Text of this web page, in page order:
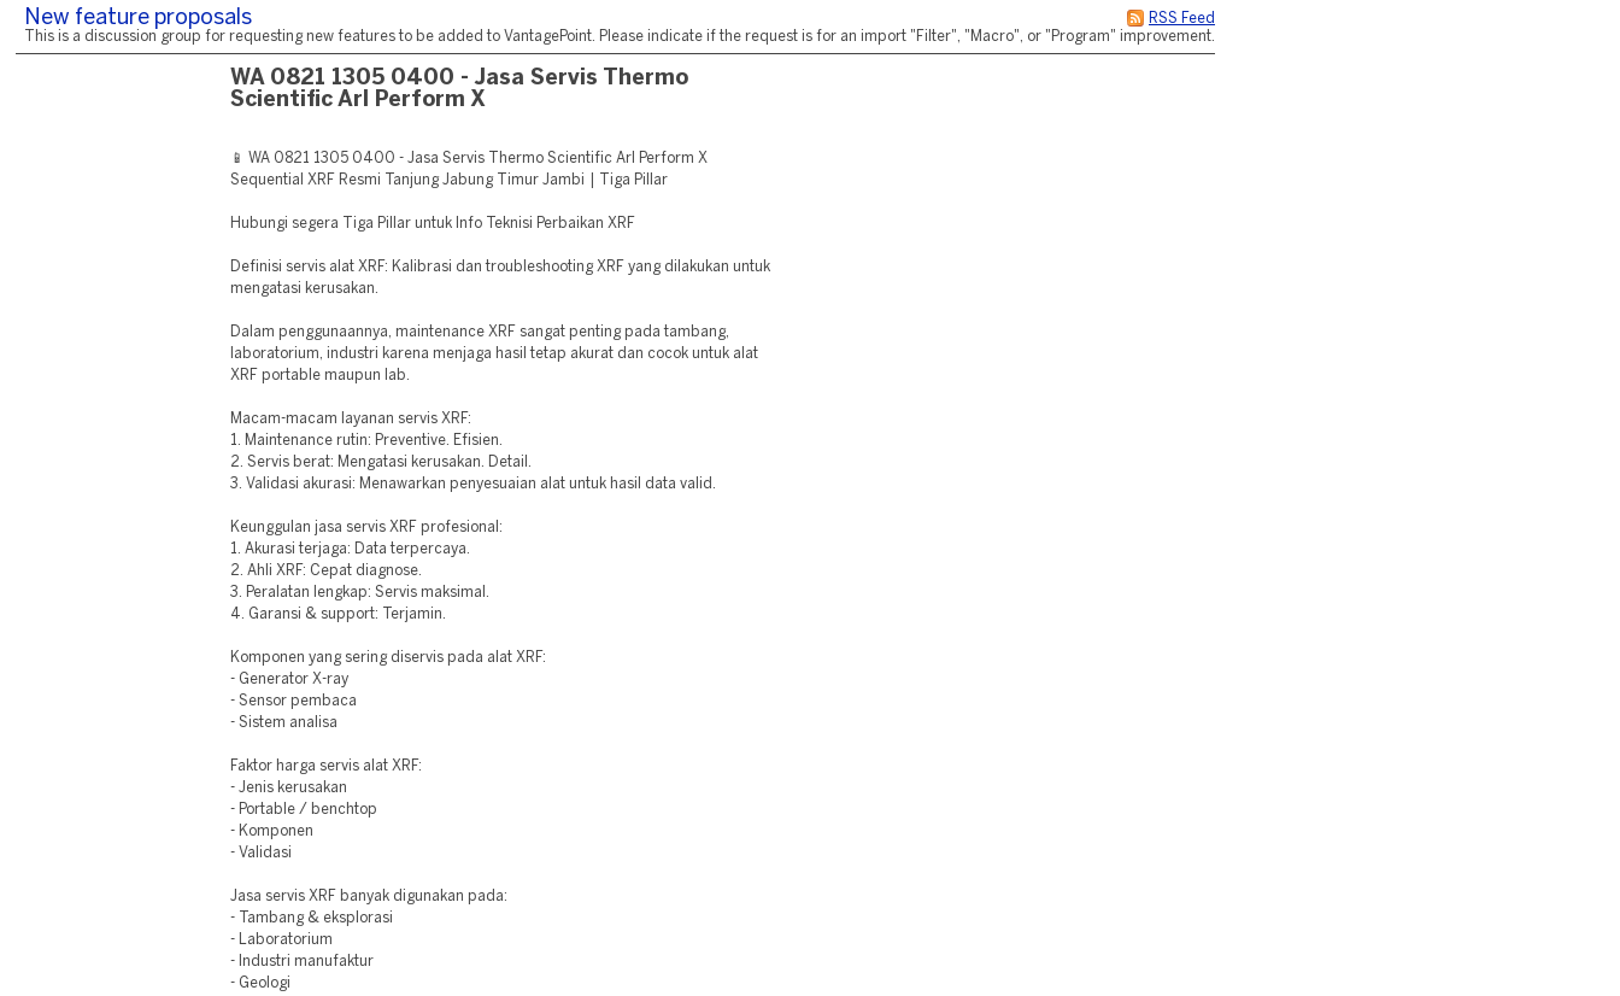
RSS Feed
New feature proposals
This is a discussion group for requesting new features to be added to VantagePoint. Please indicate if the request is for an import "Filter", "Macro", or "Program" improvement.
WA 0821 1305 0400 - Jasa Servis Thermo
Scientific Arl Perform X
📱 WA 0821 1305 0400 - Jasa Servis Thermo Scientific Arl Perform X
Sequential XRF Resmi Tanjung Jabung Timur Jambi | Tiga Pillar
Hubungi segera Tiga Pillar untuk Info Teknisi Perbaikan XRF
Definisi servis alat XRF: Kalibrasi dan troubleshooting XRF yang dilakukan untuk
mengatasi kerusakan.
Dalam penggunaannya, maintenance XRF sangat penting pada tambang,
laboratorium, industri karena menjaga hasil tetap akurat dan cocok untuk alat
XRF portable maupun lab.
Macam-macam layanan servis XRF:
1. Maintenance rutin: Preventive. Efisien.
2. Servis berat: Mengatasi kerusakan. Detail.
3. Validasi akurasi: Menawarkan penyesuaian alat untuk hasil data valid.
Keunggulan jasa servis XRF profesional:
1. Akurasi terjaga: Data terpercaya.
2. Ahli XRF: Cepat diagnose.
3. Peralatan lengkap: Servis maksimal.
4. Garansi & support: Terjamin.
Komponen yang sering diservis pada alat XRF:
- Generator X-ray
- Sensor pembaca
- Sistem analisa
Faktor harga servis alat XRF:
- Jenis kerusakan
- Portable / benchtop
- Komponen
- Validasi
Jasa servis XRF banyak digunakan pada:
- Tambang & eksplorasi
- Laboratorium
- Industri manufaktur
- Geologi